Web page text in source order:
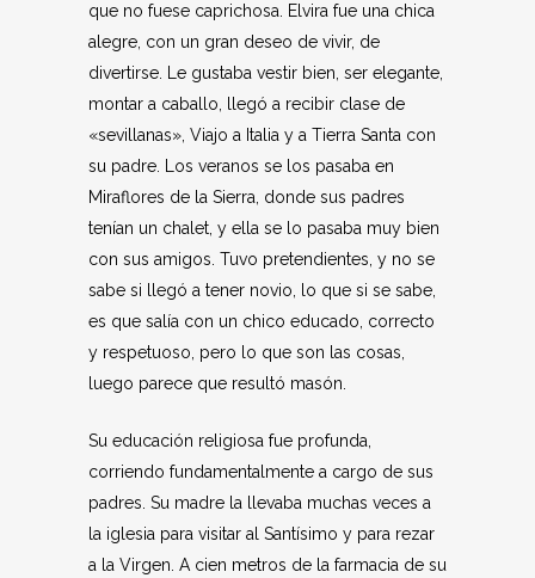
que no fuese caprichosa. Elvira fue una chica
alegre, con un gran deseo de vivir, de
divertirse. Le gustaba vestir bien, ser elegante,
montar a caballo, llegó a recibir clase de
«sevillanas», Viajo a Italia y a Tierra Santa con
su padre. Los veranos se los pasaba en
Miraflores de la Sierra, donde sus padres
tenían un chalet, y ella se lo pasaba muy bien
con sus amigos. Tuvo pretendientes, y no se
sabe si llegó a tener novio, lo que si se sabe,
es que salía con un chico educado, correcto
y respetuoso, pero lo que son las cosas,
luego parece que resultó masón.
Su educación religiosa fue profunda,
corriendo fundamentalmente a cargo de sus
padres. Su madre la llevaba muchas veces a
la iglesia para visitar al Santísimo y para rezar
a la Virgen. A cien metros de la farmacia de su